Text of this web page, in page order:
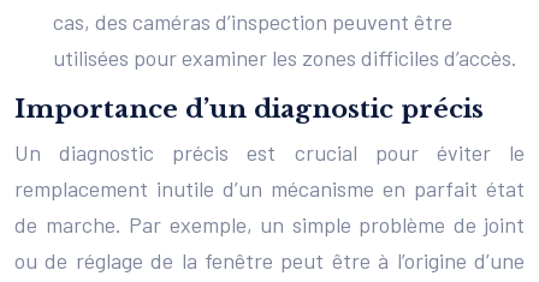
cas, des caméras d’inspection peuvent être
utilisées pour examiner les zones difficiles d’accès.
Importance d’un diagnostic précis
Un diagnostic précis est crucial pour éviter le
remplacement inutile d’un mécanisme en parfait état
de marche. Par exemple, un simple problème de joint
ou de réglage de la fenêtre peut être à l’origine d’une